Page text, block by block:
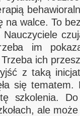
na walce. To
Nauczyciele
im
ich
z taką
się
szkolenia.
ale